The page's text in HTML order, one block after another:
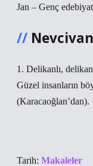
Jan – Genç
1. Delikanlı,
Güzel insanların
(Karacaoğlan’dan).
Tarih: Makaleler